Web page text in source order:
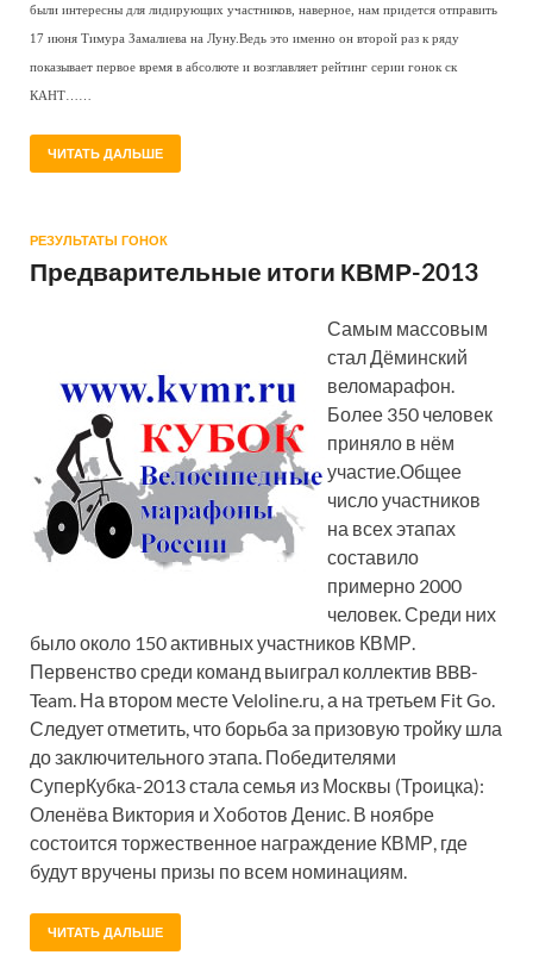
были интересны для лидирующих участников, наверное, нам придется отправить
17 июня Тимура Замалиева на Луну.Ведь это именно он второй раз к ряду
показывает первое время в абсолюте и возглавляет рейтинг серии гонок ск
КАНТ……
ЧИТАТЬ ДАЛЬШЕ
РЕЗУЛЬТАТЫ ГОНОК
Предварительные итоги КВМР-2013
Самым массовым
стал Дёминский
веломарафон.
Более 350 человек
приняло в нём
участие.Общее
число участников
на всех этапах
составило
примерно 2000
человек. Среди них
было около 150 активных участников КВМР.
Первенство среди команд выиграл коллектив BBB-
Team. На втором месте Veloline.ru, а на третьем Fit Go.
Следует отметить, что борьба за призовую тройку шла
до заключительного этапа. Победителями
СуперКубка-2013 стала семья из Москвы (Троицка):
Оленёва Виктория и Хоботов Денис. В ноябре
состоится торжественное награждение КВМР, где
будут вручены призы по всем номинациям.
ЧИТАТЬ ДАЛЬШЕ